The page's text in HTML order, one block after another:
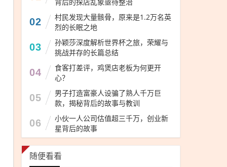
02
村民发现大量骸骨，原来是1.2万名英
烈的长眠之地
03
孙颖莎深度解析世界杯之旅，荣耀与
挑战并存的长篇总结
04
食客打差评，鸡煲店老板为何更开
心？
05
男子打造富豪人设骗了熟人千万巨
款，揭秘背后的故事与教训
06
小伙一人公司估值超三千万，创业新
星背后的故事
随便看看